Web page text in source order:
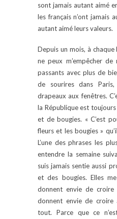
sont jamais autant aimé
les français n’ont jamais
autant aimé leurs valeurs.
Depuis un mois, à
ne peux m’empêcher de
passants avec plus de
de sourires dans
drapeaux aux fenêtres.
la République est
et de bougies. « C’est
fleurs et les bougies »
L’une des phrases les
entendre la semaine
suis jamais sentie aussi
et des bougies. Elles
donnent envie de croire
donnent envie de croire
tout. Parce que ce